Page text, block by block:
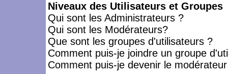
Niveaux des Utilisateurs et Groupes
Qui sont les Administrateurs ?
Qui sont les Modérateurs?
Que sont les groupes d'utilisateurs ?
Comment puis-je joindre un groupe
Comment puis-je devenir le